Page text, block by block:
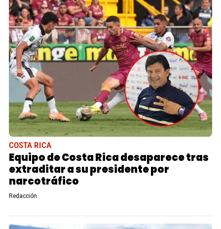
COSTA RICA
Equipo de Costa Rica desaparece tras
extraditar a su presidente por
narcotráfico
Redacción